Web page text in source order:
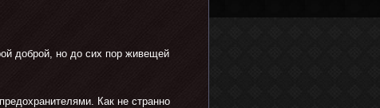
доброй, но до сих пор живещей
Как не странно